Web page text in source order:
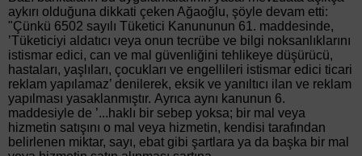
aykırı olduğuna dikkati çeken Ağaoğlu, şöyle devam etti:
"Çünkü 6502 sayılı Tüketici Kanununun 61. maddesinde,
’Tüketiciyi aldatıcı veya onun tecrübe ve bilgi noksanlıklarını
istismar edici, can ve mal güvenliğini tehlikeye düşürücü,
hastaları, yaşlıları, çocukları ve engellileri istismar edici ticari
reklam yapılamaz’ denilerek, eksik ve yanıltıcı ilan ve reklam
yapılması yasaklanmıştır. Ayrıca aynı kanunun 6.
maddesiyle de ’...haklı bir sebep yoksa; bir mal veya
hizmetin satışını o mal veya hizmetin, kendisi tarafından
belirlenen miktar, sayı, ebat gibi şartlara ya da başka bir mal